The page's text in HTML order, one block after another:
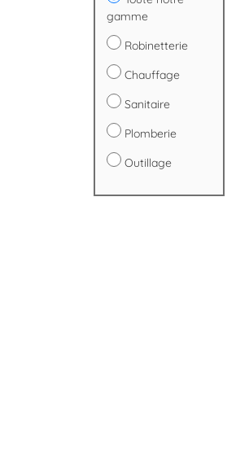
gamme
Robinetterie
Chauffage
Sanitaire
Plomberie
Outillage